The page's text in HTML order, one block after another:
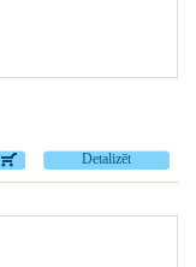
Detalizēt